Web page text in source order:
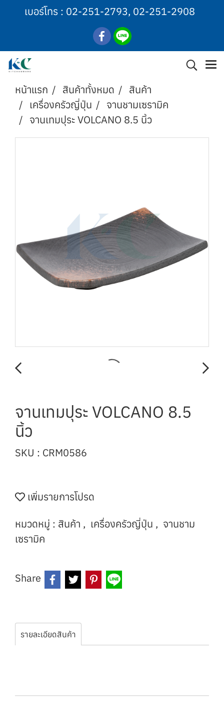
เบอร์โทร : 02-251-2793, 02-251-2908
หน้าแรก สินค้าทั้งหมด
สินค้า
เครื่องครัวญี่ปุ่น
จานชามเซรามิค
จานเทมปุระ VOLCANO 8.5 นิ้ว
จานเทมปุระ VOLCANO 8.5
นิ้ว
SKU : CRM0586
เพิ่มรายการโปรด
หมวดหมู่ : สินค้า , เครื่องครัวญี่ปุ่น , จานชาม
เซรามิค
Share
รายละเอียดสินค้า